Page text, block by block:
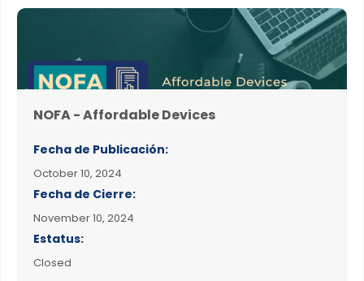
NOFA - Affordable Devices
Fecha de Publicación:
October 10, 2024
Fecha de Cierre:
November 10, 2024
Estatus:
Closed